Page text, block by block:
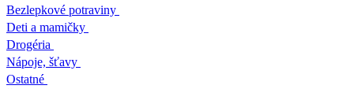
Bezlepkové potraviny
Deti a mamičky
Drogéria
Nápoje, šťavy
Ostatné